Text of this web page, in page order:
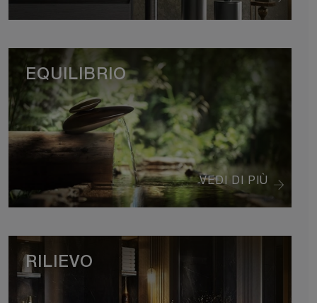
VEDI DI PIÙ
EQUILIBRIO
RILIEVO